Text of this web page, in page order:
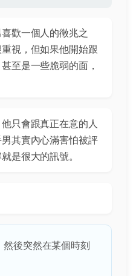
歡一個人的徵兆之
視，但如果他開始跟
至是一些脆弱的面，
只會跟真正在意的人
其實內心滿害怕被評
是很大的訊號。
後突然在某個時刻